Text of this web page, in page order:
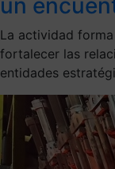
La actividad
fortalecer las
entidades